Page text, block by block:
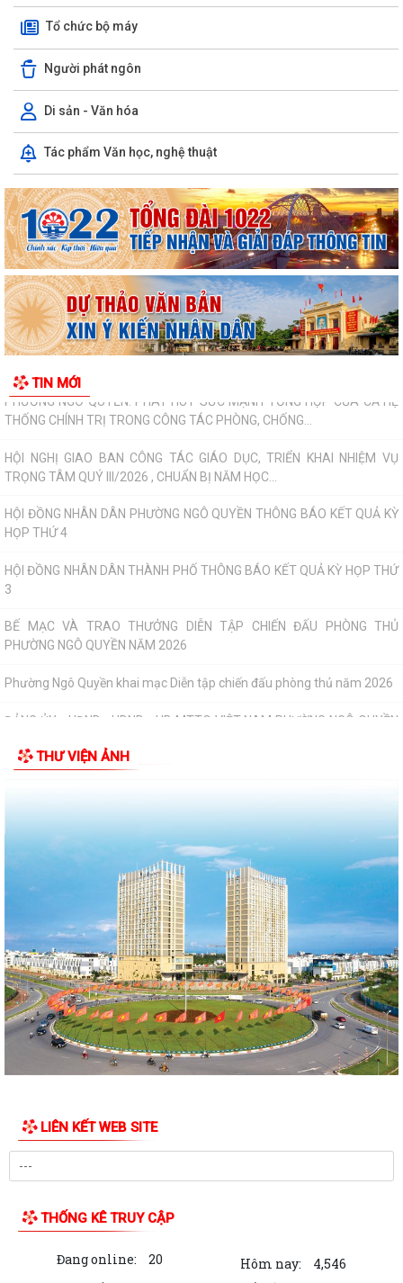
Tổ chức bộ máy
Người phát ngôn
Di sản - Văn hóa
Tác phẩm Văn học, nghệ thuật
TIN MỚI
sinh có hoàn cảnh khó khăn trước...
Phường Ngô Quyền đẩy mạnh công tác phòng, chống ma túy và nhân
rộng các mô hình an ninh trật tự tại...
THƯ CẢM ƠN – NIỀM TIN CỦA NHÂN DÂN DÀNH CHO CHÍNH QUYỀN
PHƯỜNG NGÔ QUYỀN: PHÁT HUY SỨC MẠNH TỔNG HỢP CỦA CẢ HỆ
THỐNG CHÍNH TRỊ TRONG CÔNG TÁC PHÒNG, CHỐNG...
HỘI NGHỊ GIAO BAN CÔNG TÁC GIÁO DỤC, TRIỂN KHAI NHIỆM VỤ
TRỌNG TÂM QUÝ III/2026 , CHUẨN BỊ NĂM HỌC...
HỘI ĐỒNG NHÂN DÂN PHƯỜNG NGÔ QUYỀN THÔNG BÁO KẾT QUẢ KỲ
HỌP THỨ 4
HỘI ĐỒNG NHÂN DÂN THÀNH PHỐ THÔNG BÁO KẾT QUẢ KỲ HỌP THỨ
3
PHƯỜNG NGÔ QUYỀN NĂM 2026
Phường Ngô Quyền khai mạc Diễn tập chiến đấu phòng thủ năm 2026
ĐẢNG ỦY - HĐND - UBND - UB MTTQ VIỆT NAM PHƯỜNG NGÔ QUYỀN
THƯ TRI ÂN GIA ĐÌNH CÁC ANH HÙNG LIỆT...
HƯỚNG DẪN SỬ DỤNG APP TRA CỨU SỬ DỤNG ĐIỆN
thực nhân kỷ niệm 79 năm Ngày...
LIỆT SĨ VÀ TẶNG QUÀ CHO CÁC HỘ GIA ĐÌNH...
chế cưỡng chế 02 tổ chức để thu hồi nhà là...
UBND PHƯỜNG NGÔ QUYỀN THÔNG BÁO THỜI GIAN TỔ CHỨC HỘI
NGHỊ ĐỐI THOẠI DOANH NGHIỆP, HỘ KINH DOANH,...
PHƯỜNG NGÔ QUYỀN TỔ CHỨC GIAO BAN TỔ DÂN PHỐ SAU SẮP XẾP,
HỘI ĐỒNG NHÂN DÂN PHƯỜNG NGÔ QUYỀN THÔNG BÁO KẾT QUẢ KỲ
HỌP THỨ 4, KHÓA II, NHIỆM KỲ 2026 - 2031
PHƯỜNG NGÔ QUYỀN TUYÊN TRUYỀN VẬN ĐỘNG TỔ CHỨC, CÁ NHÂN
CÓ LIÊN QUAN THUÊ NHÀ, ĐẤT LÀ TÀI SẢN...
Kỳ họp thứ 4 HĐND Phường Ngô Quyền: Phân bổ bổ sung hơn 38 tỷ
đồng vốn đầu tư công
KẾ HOẠCH TỔ CHỨC TIẾP CÔNG DÂN 6 THÁNG CUỐI NĂM 2026 CỦA
THƯỜNG TRỰC HĐND, ĐẠI BIỂU HĐND PHƯỜNG...
PHƯỜNG NGÔ QUYỀN: NÂNG CAO HIỆU QUẢ QUẢN LÝ HOẠT ĐỘNG PHI
THƯ VIỆN ẢNH
LIÊN KẾT WEB SITE
THỐNG KÊ TRUY CẬP
Đang online: 20 Hôm nay:
4,546